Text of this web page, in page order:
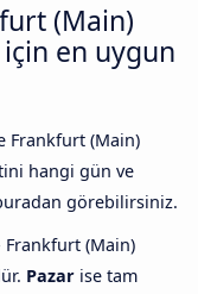
(Main)
en uygun
Frankfurt (Main)
hangi gün ve
görebilirsiniz.
Frankfurt (Main)
Pazar ise tam